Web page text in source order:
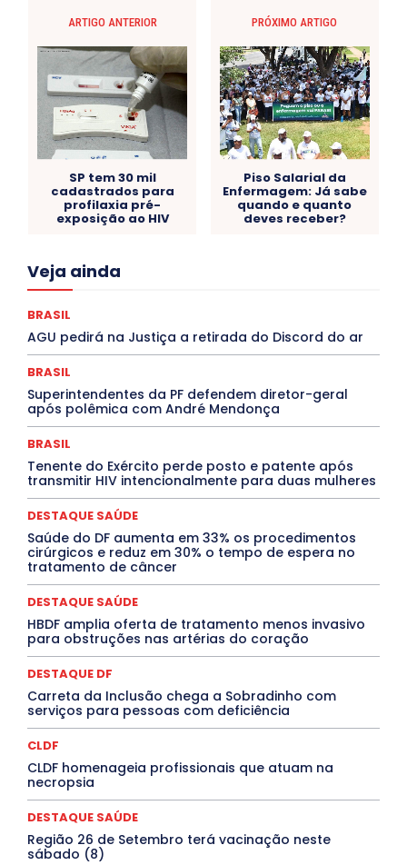
ARTIGO ANTERIOR
SP tem 30 mil
cadastrados para
profilaxia pré-
exposição ao HIV
PRÓXIMO ARTIGO
Piso Salarial da
Enfermagem: Já sabe
quando e quanto
deves receber?
Veja ainda
Acre
Congressuanas & Esplanadumas
Covid-19
Crônica Política Crônicas
CULTURA
Cultura e Tal
DANÇA Dengue
Denuncia
DESTAQUE BRASIL
DESTAQUE DF
DESTAQUE SAÚDE
DESTAQUES OUTROS
DISTRITO FEDERAL
EDUCAÇÃO
ELEIÇÕES
EMPREGO E OPORTUNIDADES
Especial
Espírito Santo ESPORTE
ESTÁGIO
Febre Oropouche
FILMES
INTELIGÊNCIA ARTIFICIAL
INTERNACIONAL
LITERATURA
Marburg
MEIO AMBIENTE
MÚSICA
O Plantonista Opinião Oropouche
Paraíba
Paraná Pernambuco Piauí
POLÍTICA
PROCESSO SELETIVO
QUALIFICAÇÃO PROFISSIONAL
RESIDÊNCIA
Rio de Janeiro
Santa Catarina
São Paulo SARAMPO
SAÚDE
Saúde Agora
SEGURANÇA
Soltando o Verbo
TÁ FROID?
TEATRO TECNOLOGIA
TIC TAC
Mais
BRASIL
AGU pedirá na Justiça a retirada do Discord do ar
BRASIL
Superintendentes da PF defendem diretor-geral
após polêmica com André Mendonça
BRASIL
Tenente do Exército perde posto e patente após
transmitir HIV intencionalmente para duas mulheres
DESTAQUE SAÚDE
Saúde do DF aumenta em 33% os procedimentos
cirúrgicos e reduz em 30% o tempo de espera no
tratamento de câncer
DESTAQUE SAÚDE
HBDF amplia oferta de tratamento menos invasivo
para obstruções nas artérias do coração
DESTAQUE DF
Carreta da Inclusão chega a Sobradinho com
serviços para pessoas com deficiência
CLDF
CLDF homenageia profissionais que atuam na
necropsia
DESTAQUE SAÚDE
Região 26 de Setembro terá vacinação neste
sábado (8)